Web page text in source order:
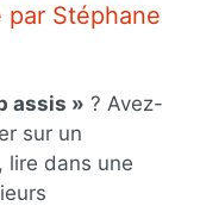
par Stéphane
assis » ? Avez-
sur un
lire dans une